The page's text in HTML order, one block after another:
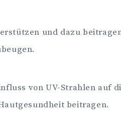
und dazu
von UV-Strahlen auf
beitragen.